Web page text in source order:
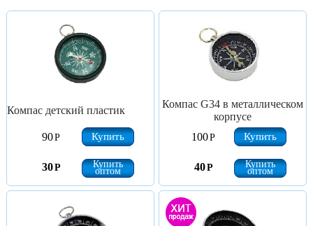
Компас детский пластик
90Р Купить
30Р Купить
оптом
Компас G34 в металлическом
корпусе
100Р Купить
40Р Купить
оптом